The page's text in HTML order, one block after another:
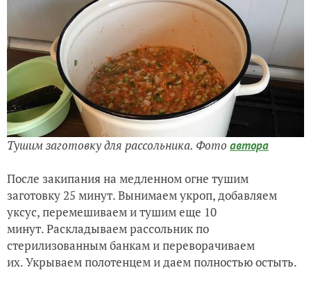
Тушим заготовку для рассольника. Фото автора
После закипания на медленном огне тушим
заготовку 25 минут. Вынимаем укроп, добавляем
уксус, перемешиваем и тушим еще 10
минут. Раскладываем рассольник по
стерилизованным банкам и переворачиваем
их. Укрываем полотенцем и даем полностью остыть.